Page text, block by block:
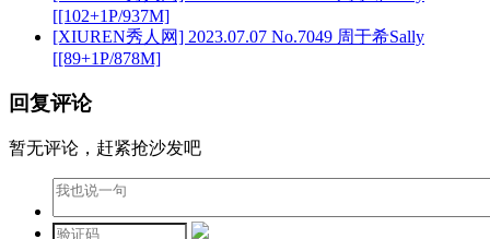
[[102+1P/937M]
[XIUREN秀人网] 2023.07.07 No.7049 周于希Sally
[[89+1P/878M]
回复评论
暂无评论，赶紧抢沙发吧